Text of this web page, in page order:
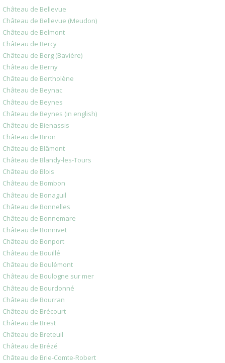
Château de Bellevue
Château de Bellevue (Meudon)
Château de Belmont
Château de Bercy
Château de Berg (Bavière)
Château de Berny
Château de Bertholène
Château de Beynac
Château de Beynes
Château de Beynes (in english)
Château de Bienassis
Château de Biron
Château de Blâmont
Château de Blandy-les-Tours
Château de Blois
Château de Bombon
Château de Bonaguil
Château de Bonnelles
Château de Bonnemare
Château de Bonnivet
Château de Bonport
Château de Bouillé
Château de Boulémont
Château de Boulogne sur mer
Château de Bourdonné
Château de Bourran
Château de Brécourt
Château de Brest
Château de Breteuil
Château de Brézé
Château de Brie-Comte-Robert